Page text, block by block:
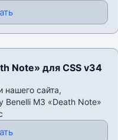
Note» для CSS v34
нашего сайта,
M3 «Death Note»